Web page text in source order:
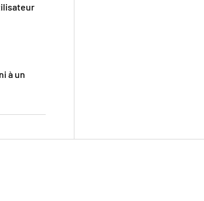
à un